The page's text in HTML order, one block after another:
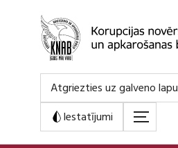
Atgriezties uz galveno lapu
Iestatījumi